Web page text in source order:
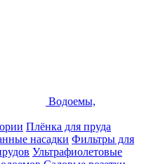
Водоемы,
Плёнка для пруда
насадки Фильтры для
Ультрафиолетовые